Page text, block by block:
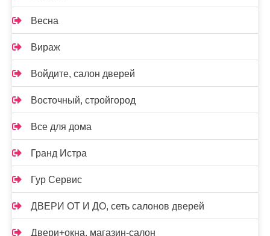
Весна
Вираж
Войдите, салон дверей
Восточный, стройгород
Все для дома
Гранд Истра
Гур Сервис
ДВЕРИ ОТ И ДО, сеть салонов дверей
Двери+окна, магазин-салон